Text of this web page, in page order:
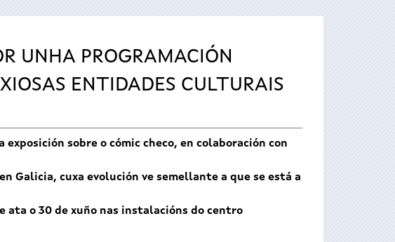
UNHA PROGRAMACIÓN
ENTIDADES CULTURAIS
sobre o cómic checo, en colaboración con
Galicia, cuxa evolución ve semellante a que se está a
ata o 30 de xuño nas instalacións do centro